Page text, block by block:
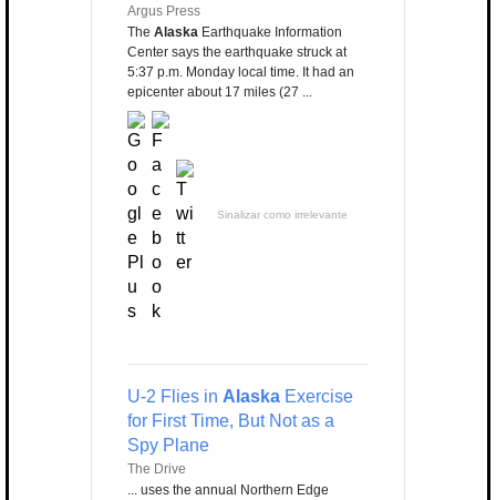
Argus Press
The Alaska Earthquake Information
Center says the earthquake struck at
5:37 p.m. Monday local time. It had an
epicenter about 17 miles (27 ...
Sinalizar como irrelevante
U-2 Flies in Alaska Exercise
for First Time, But Not as a
Spy Plane
The Drive
... uses the annual Northern Edge